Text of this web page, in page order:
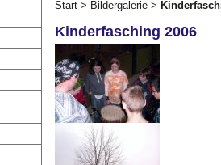
Start > Bildergalerie >
Kinderfasching 2006